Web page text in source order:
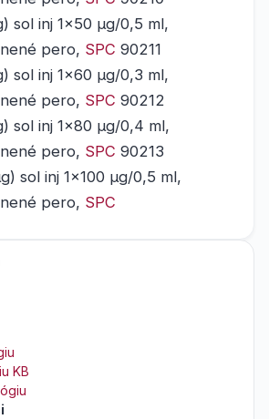
sol inj 1x50 μg/0,5 ml,
pero, SPC 90211
sol inj 1x60 μg/0,3 ml,
pero, SPC 90212
sol inj 1x80 μg/0,4 ml,
pero, SPC 90213
sol inj 1x100 μg/0,5 ml,
pero, SPC
KB